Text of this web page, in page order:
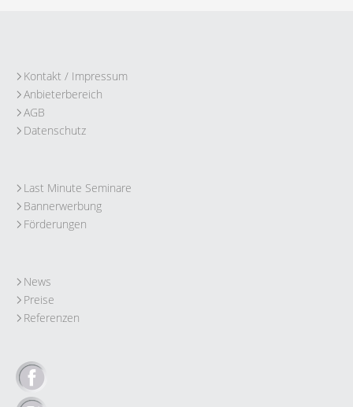
Kontakt / Impressum
Anbieterbereich
AGB
Datenschutz
Last Minute Seminare
Bannerwerbung
Förderungen
News
Preise
Referenzen